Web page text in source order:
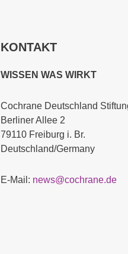
KONTAKT
WISSEN WAS WIRKT
Cochrane Deutschland
Berliner Allee 2
79110 Freiburg i. Br.
Deutschland/Germany
E-Mail: news@cochrane.de